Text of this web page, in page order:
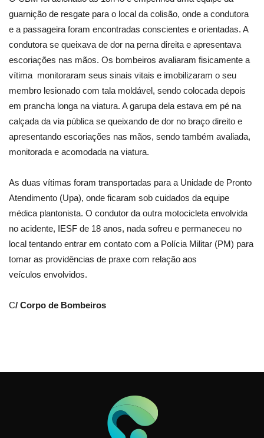
guarnição de resgate para o local da colisão, onde a condutora
e a passageira foram encontradas conscientes e orientadas. A
condutora se queixava de dor na perna direita e apresentava
escoriações nas mãos. Os bombeiros avaliaram fisicamente a
vítima monitoraram seus sinais vitais e imobilizaram o seu
membro lesionado com tala moldável, sendo colocada depois
em prancha longa na viatura. A garupa dela estava em pé na
calçada da via pública se queixando de dor no braço direito e
apresentando escoriações nas mãos, sendo também avaliada,
monitorada e acomodada na viatura.
As duas vítimas foram transportadas para a Unidade de Pronto
Atendimento (Upa), onde ficaram sob cuidados da equipe
médica plantonista. O condutor da outra motocicleta envolvida
no acidente, IESF de 18 anos, nada sofreu e permaneceu no
local tentando entrar em contato com a Polícia Militar (PM) para
tomar as providências de praxe com relação aos
veículos envolvidos.
C/ Corpo de Bombeiros